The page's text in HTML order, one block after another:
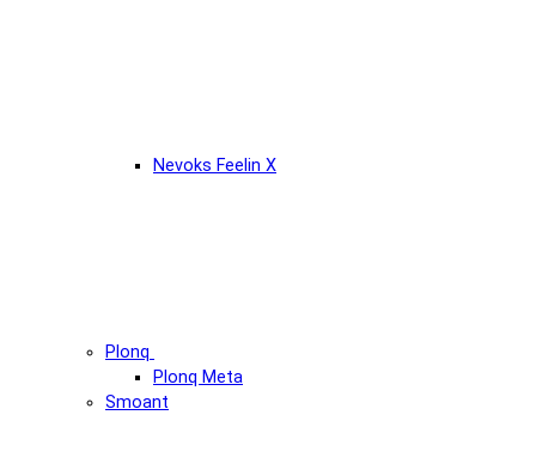
Nevoks Feelin X
Plonq
Plonq Meta
Smoant